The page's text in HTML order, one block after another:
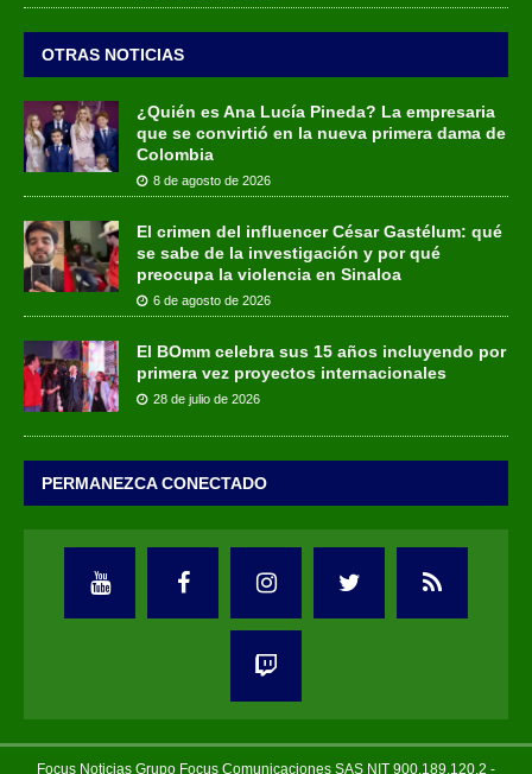
OTRAS NOTICIAS
¿Quién es Ana Lucía Pineda? La empresaria
que se convirtió en la nueva primera dama de
Colombia
8 de agosto de 2026
El crimen del influencer César Gastélum: qué
se sabe de la investigación y por qué
preocupa la violencia en Sinaloa
6 de agosto de 2026
El BOmm celebra sus 15 años incluyendo por
primera vez proyectos internacionales
28 de julio de 2026
PERMANEZCA CONECTADO
Focus Noticias Grupo Focus Comunicaciones SAS NIT 900.189.120.2 -